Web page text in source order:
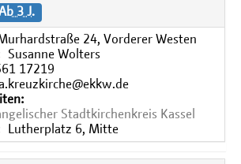
3 J.
24, Vorderer Westen
Susanne Wolters
17219
Stadtkirchenkreis Kassel
Lutherplatz 6, Mitte